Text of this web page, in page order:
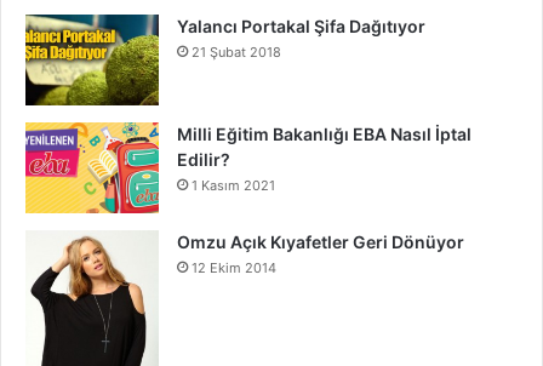
Yalancı Portakal Şifa Dağıtıyor
21 Şubat 2018
Milli Eğitim Bakanlığı EBA Nasıl İptal
Edilir?
1 Kasım 2021
Omzu Açık Kıyafetler Geri Dönüyor
12 Ekim 2014